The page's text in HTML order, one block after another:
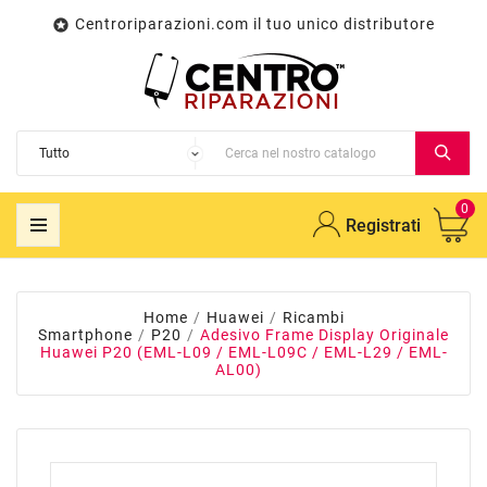
 Centroriparazioni.com il tuo unico distributore
Registrati
0
Home Huawei
Ricambi
Smartphone
P20
Adesivo Frame Display Originale
Huawei P20 (EML-L09 / EML-L09C / EML-L29 / EML-
AL00)